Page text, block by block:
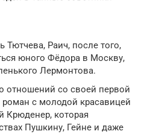
Тютчева, Раич, после того,
юного Фёдора в Москву,
Лермонтова.
отношений со своей первой
с молодой красавицей
Крюденер, которая
Пушкину, Гейне и даже